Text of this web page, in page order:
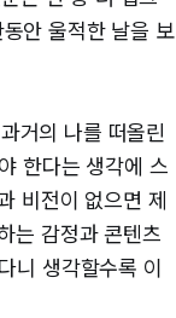
안 울적한 날을 보
거의 나를 떠올린
한다는 생각에 스
비전이 없으면 제
는 감정과 콘텐츠
니 생각할수록 이